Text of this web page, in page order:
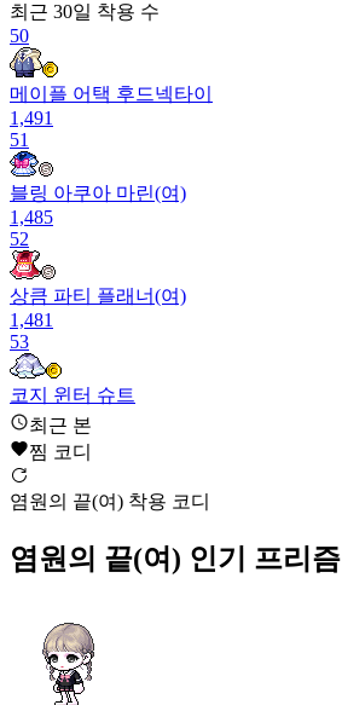
최근 30일 착용 수
50
메이플 어택 후드넥타이
1,491
51
블링 아쿠아 마린(여)
1,485
52
상큼 파티 플래너(여)
1,481
53
코지 윈터 슈트
1,477
54
작은 해달 셔츠
1,467
고결한 기품(여)
염원의 끝(여)
최근 본
찜 코디
염원의 끝(여) 착용 코디
염원의 끝(여) 인기 프리즘